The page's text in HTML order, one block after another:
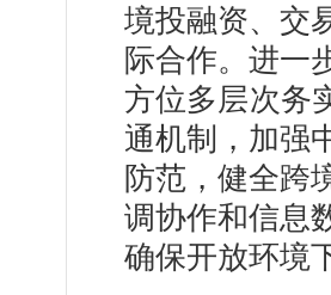
境投融资、交
际合作。进一
方位多层次务
通机制，加强
防范，健全跨
调协作和信息
确保开放环境